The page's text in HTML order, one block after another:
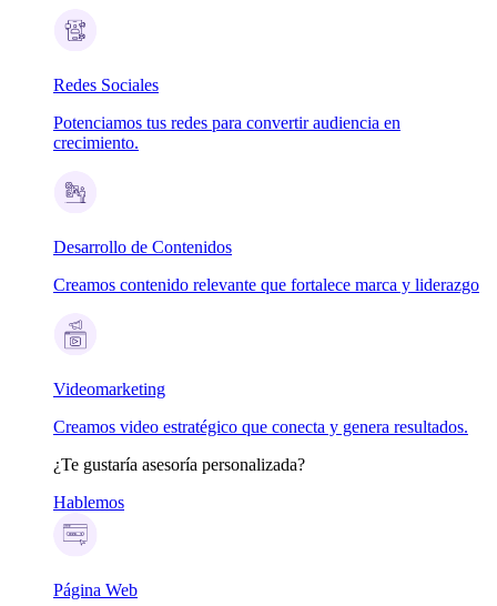
Redes Sociales
Potenciamos tus redes para convertir audiencia en
crecimiento.
Desarrollo de Contenidos
Creamos contenido relevante que fortalece marca y liderazgo
Videomarketing
Creamos video estratégico que conecta y genera resultados.
¿Te gustaría asesoría personalizada?
Hablemos
Página Web